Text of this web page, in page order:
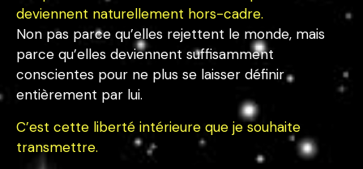
deviennent naturellement hors-cadre.
Non pas parce qu’elles rejettent le monde, mais
parce qu’elles deviennent suffisamment
conscientes pour ne plus se laisser définir
entièrement par lui.
C’est cette liberté intérieure que je souhaite
transmettre.